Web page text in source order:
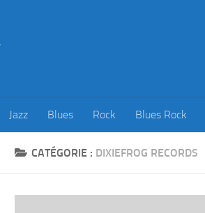
Jazz Blues Rock Blues Rock
CATÉGORIE : DIXIEFROG RECORDS